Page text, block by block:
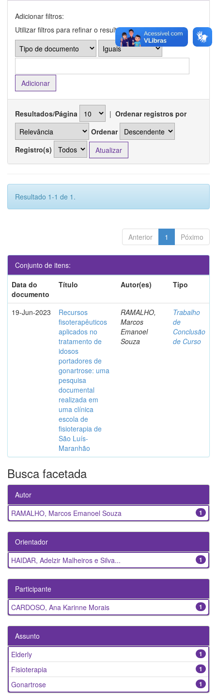
Adicionar filtros:
Utilizar filtros para refinar o resultado de busca.
Resultados/Página | Ordenar registros por
Ordenar
Registro(s)
Resultado 1-1 de 1.
Anterior 1 Póximo
Conjunto de itens:
Data do
documento
Título Autor(es) Tipo
19-Jun-2023
Recursos
fisoterapêuticos
aplicados no
tratamento de
idosos
portadores de
gonartrose: uma
pesquisa
documental
realizada em
uma clínica
escola de
fisioterapia de
São Luís-
Maranhão
RAMALHO,
Marcos
Emanoel
Souza
Trabalho
de
Conclusão
de Curso
Busca facetada
Autor
1
RAMALHO, Marcos Emanoel Souza
Orientador
1
HAIDAR, Adelzir Malheiros e Silva...
Participante
1
CARDOSO, Ana Karinne Morais
Assunto
1
Elderly
1
Fisioterapia
1
Gonartrose